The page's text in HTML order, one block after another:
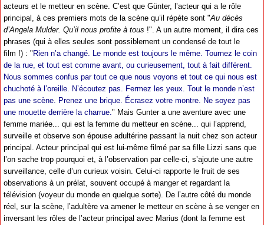
acteurs et le metteur en scène. C’est que Günter, l’acteur qui a le rôle
principal, à ces premiers mots de la scène qu’il répète sont "Au décès
d’Angela Mulder. Qu’il nous profite à tous !". A un autre moment, il dira ces
phrases (qui à elles seules sont possiblement un condensé de tout le
film !) : " Rien n’a changé. Le monde est toujours le même. Tournez le coin
de la rue, et tout est comme avant, ou curieusement, tout à fait différent.
Nous sommes confus par tout ce que nous voyons et tout ce qui nous est
chuchoté à l’oreille. N’écoutez pas. Fermez les yeux. Tout le monde n’est
pas une scène. Prenez une brique. Écrasez votre montre. Ne soyez pas
une mouette derrière la charrue." Mais Gunter a une aventure avec une
femme mariée... qui est la femme du metteur en scène... qui l’apprend,
surveille et observe son épouse adultérine passant la nuit chez son acteur
principal. Acteur principal qui est lui-même filmé par sa fille Lizzi sans que
l’on sache trop pourquoi et, à l’observation par celle-ci, s’ajoute une autre
surveillance, celle d’un curieux voisin. Celui-ci rapporte le fruit de ses
observations à un prélat, souvent occupé à manger et regardant la
télévision (voyeur du monde en quelque sorte). De l’autre côté du monde
réel, sur la scène, l’adultère va amener le metteur en scène à se venger en
inversant les rôles de l’acteur principal avec Marius (dont la femme est